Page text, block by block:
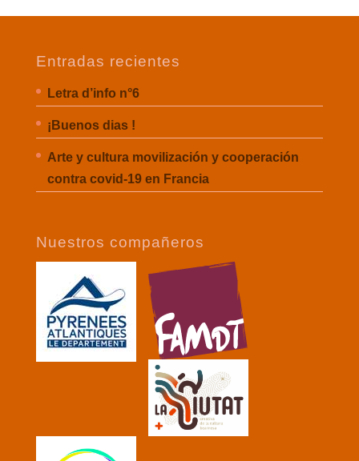
Entradas recientes
Letra d’info n°6
¡Buenos dias !
Arte y cultura movilización y cooperación
contra covid-19 en Francia
Nuestros compañeros